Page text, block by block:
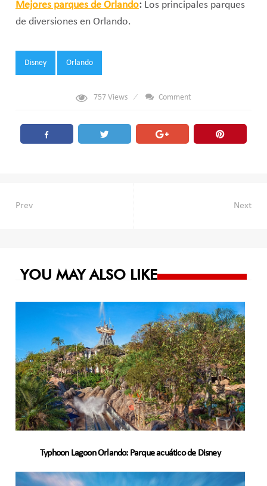
Mejores parques de Orlando:Los principales parques
de diversiones en Orlando.
Disney Orlando
757Views Comment
Navegación
Prev Next
YOU MAY ALSO LIKE
Typhoon Lagoon Orlando: Parque acuático de Disney